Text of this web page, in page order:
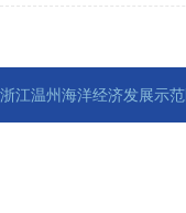
浙江温州海洋经济发展示